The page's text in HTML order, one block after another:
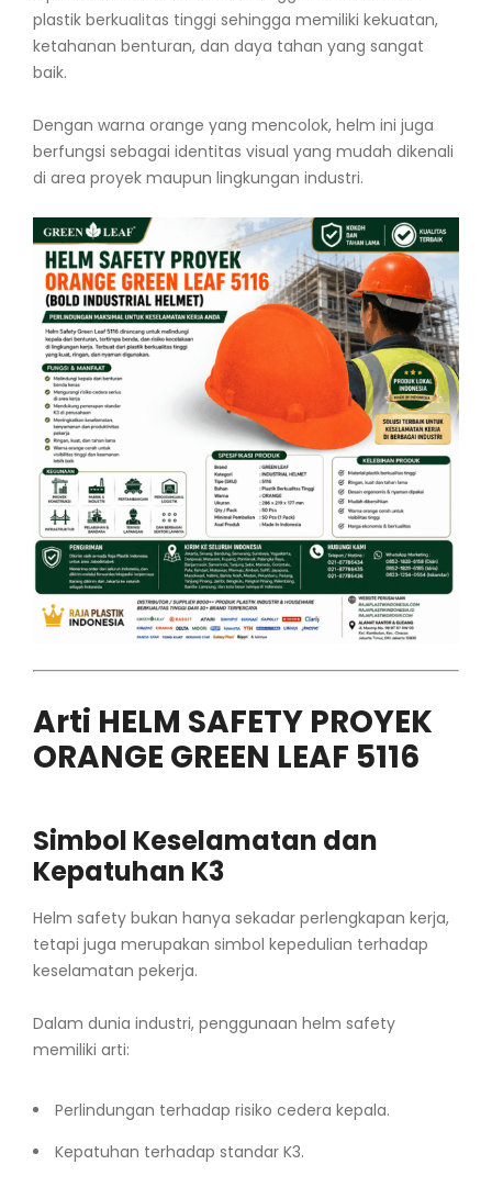
plastik berkualitas tinggi sehingga memiliki kekuatan,
ketahanan benturan, dan daya tahan yang sangat
baik.
Dengan warna orange yang mencolok, helm ini juga
berfungsi sebagai identitas visual yang mudah dikenali
di area proyek maupun lingkungan industri.
Arti HELM SAFETY PROYEK
ORANGE GREEN LEAF 5116
Simbol Keselamatan dan
Kepatuhan K3
Helm safety bukan hanya sekadar perlengkapan kerja,
tetapi juga merupakan simbol kepedulian terhadap
keselamatan pekerja.
Dalam dunia industri, penggunaan helm safety
memiliki arti:
Perlindungan terhadap risiko cedera kepala.
Kepatuhan terhadap standar K3.